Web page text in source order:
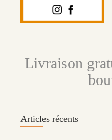
Livraison
Articles récents